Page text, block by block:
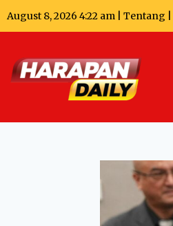
August 8, 2026 4:22 am | Tentang